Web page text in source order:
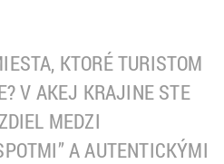
KTORÉ TURISTOM
V AKEJ KRAJINE STE
MEDZI
A AUTENTICKÝMI